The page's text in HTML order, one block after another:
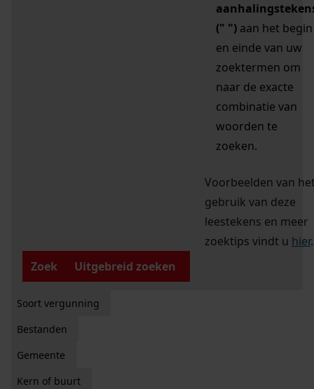
(" ") aan het begin
en einde van uw
zoektermen om
naar de exacte
combinatie van
woorden te
zoeken.
Voorbeelden van
gebruik van deze
leestekens en meer
zoektips vindt u hier.
Zoek
Uitgebreid zoeken
Soort vergunning
Bestanden
Gemeente
Kern of buurt